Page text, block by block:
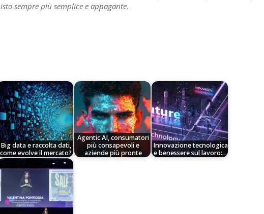
sempre più semplice e appagante.
Big data e raccolta dati,
come evolve il mercato?
Agentic AI, consumatori
più consapevoli e
aziende più pronte
Innovazione tecnologica
e benessere sul lavoro:…